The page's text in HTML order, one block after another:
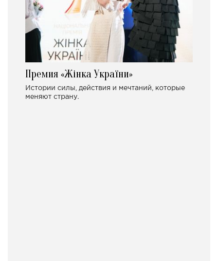
Премия «Жінка України»
Истории силы, действия и мечтаний, которые
меняют страну.